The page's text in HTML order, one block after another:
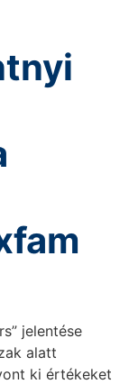
jelentése
alatt
ki értékeket